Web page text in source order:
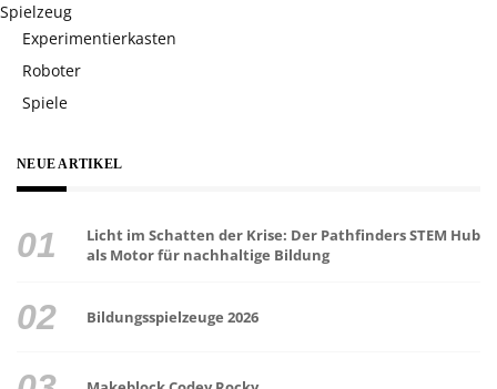
Spielzeug
Experimentierkasten
Roboter
Spiele
NEUE ARTIKEL
Licht im Schatten der Krise: Der Pathfinders STEM Hub
als Motor für nachhaltige Bildung
Bildungsspielzeuge 2026